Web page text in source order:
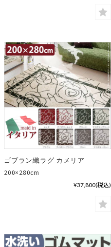
ゴブラン織ラグ カメリア
200×280cm
¥37,800(税込)